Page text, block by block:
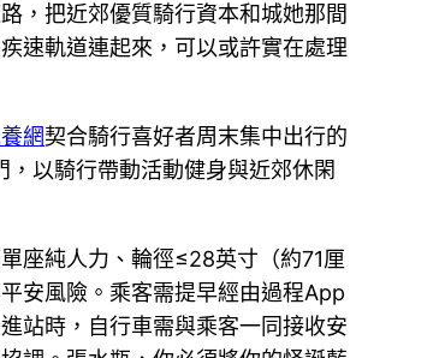
，把近郊優質騎行資本和城她那間
速軌道連起來，可以或許實在處理
網契合騎行喜好者周末集中出行的
以騎行帶動活動健身與近郊休閑
座純人力、輪徑≤28英寸（約71厘
安風險。乘客需提早經由過程App
站時，自行車需與乘客一同接收安